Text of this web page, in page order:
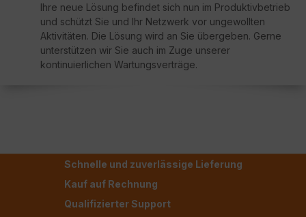
Ihre neue Lösung befindet sich nun im Produktivbetrieb
und schützt Sie und Ihr Netzwerk vor ungewollten
Aktivitäten. Die Lösung wird an Sie übergeben. Gerne
unterstützen wir Sie auch im Zuge unserer
kontinuierlichen Wartungsverträge.
Schnelle und zuverlässige Lieferung
Kauf auf Rechnung
Qualifizierter Support